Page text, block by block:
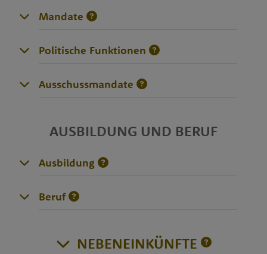
Mandate
Politische Funktionen
Ausschussmandate
AUSBILDUNG UND BERUF
Ausbildung
Beruf
NEBENEINKÜNFTE